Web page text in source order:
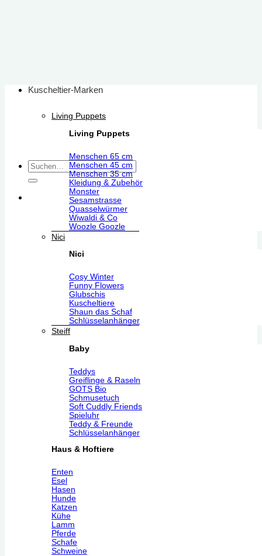
Suchen
nach:
Kuscheltier-Marken
Living Puppets
Living Puppets
Menschen 65 cm
Menschen 45 cm
Menschen 35 cm
Kleidung & Zubehör
Monster
Sesamstrasse
Quasselwürmer
Wiwaldi & Co
Woozle Goozle
Nici
Nici
Cosy Winter
Funny Flowers
Glubschis
Kuscheltiere
Shaun das Schaf
Schlüsselanhänger
Steiff
Baby
Teddys
Greiflinge & Raseln
GOTS Bio
Schmusetuch
Soft Cuddly Friends
Spieluhr
Teddy & Freunde
Schlüsselanhänger
Haus & Hoftiere
Enten
Esel
Hasen
Hunde
Katzen
Kühe
Lamm
Pferde
Schafe
Schweine